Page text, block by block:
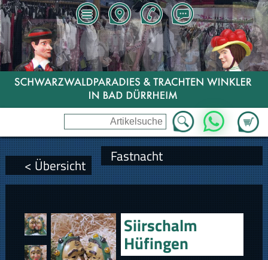
Zum
WhatsApp
< Übersicht Fastnacht
Siirschalm
Hüfingen